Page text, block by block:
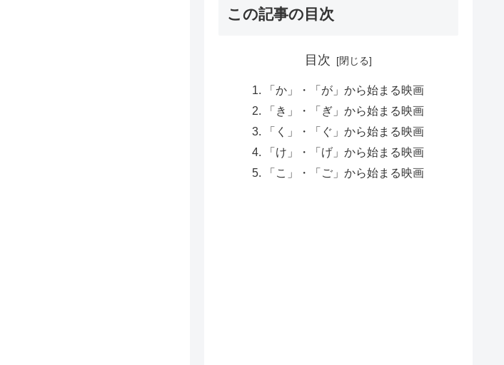
この記事の目次
目次
「か」・「が」から始まる映画
「き」・「ぎ」から始まる映画
「く」・「ぐ」から始まる映画
「け」・「げ」から始まる映画
「こ」・「ご」から始まる映画